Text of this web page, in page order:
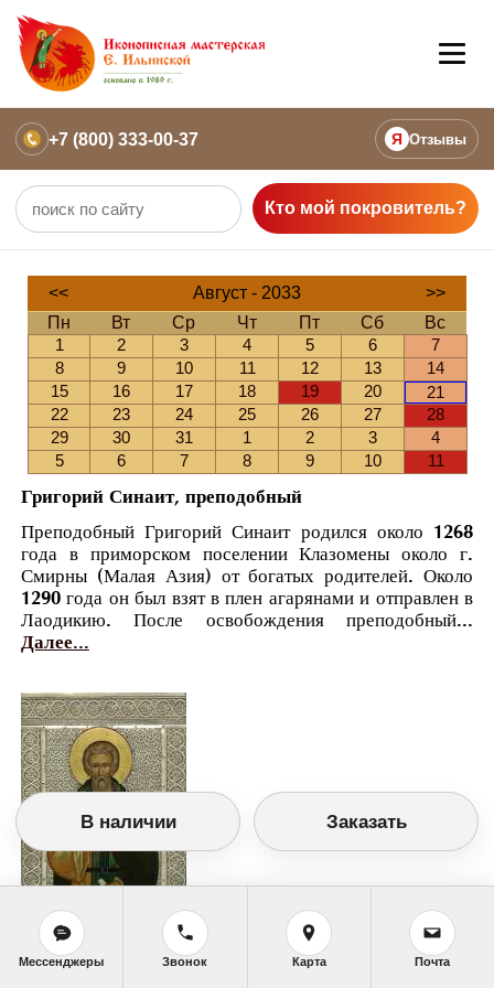
+7 (800) 333-00-37 Я Отзывы
Кто мой покровитель?
<< Август - 2033
>>
Пн
Вт Ср Чт Пт Сб
Вс
1
2 3 4 5 6
7
8
9 10 11 12 13
14
15
16 17 18 19 20
21
22
23 24 25 26 27
28
29
30 31 1 2 3
4
5
6 7 8 9 10 11
Григорий Синаит, преподобный
Преподобный Григорий Синаит родился около 1268
года в приморском поселении Клазомены около г.
Смирны (Малая Азия) от богатых родителей. Около
1290 года он был взят в плен агарянами и отправлен в
Лаодикию. После освобождения преподобный...
Далее...
В наличии Заказать
Мессенджеры Звонок Карта Почта